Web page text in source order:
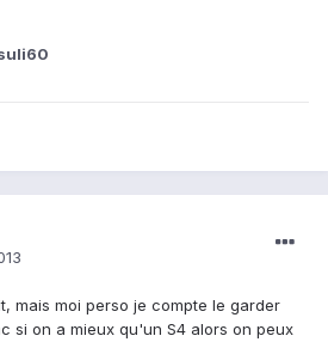
mais moi perso je compte le garder
si on a mieux qu'un S4 alors on peux